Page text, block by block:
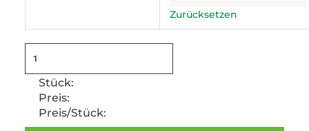
Zurücksetzen
Stück:
Preis:
Preis/Stück: